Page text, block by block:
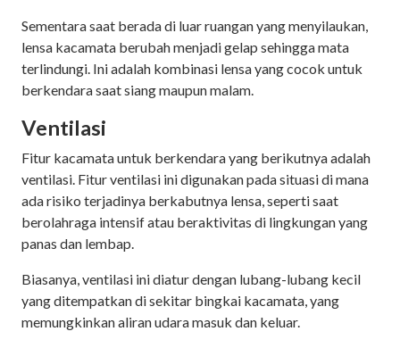
Sementara saat berada di luar ruangan yang menyilaukan,
lensa kacamata berubah menjadi gelap sehingga mata
terlindungi. Ini adalah kombinasi lensa yang cocok untuk
berkendara saat siang maupun malam.
Ventilasi
Fitur kacamata untuk berkendara yang berikutnya adalah
ventilasi. Fitur ventilasi ini digunakan pada situasi di mana
ada risiko terjadinya berkabutnya lensa, seperti saat
berolahraga intensif atau beraktivitas di lingkungan yang
panas dan lembap.
Biasanya, ventilasi ini diatur dengan lubang-lubang kecil
yang ditempatkan di sekitar bingkai kacamata, yang
memungkinkan aliran udara masuk dan keluar.